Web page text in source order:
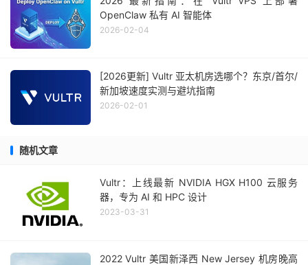
OpenClaw 私有 AI 智能体
2026-02-04
[2026更新] Vultr 亚太机房选哪个？东京/首尔/
新加坡速度实测与避坑指南
2026-02-01
随机文章
Vultr：上线最新 NVIDIA HGX H100 云服务
器，专为 AI 和 HPC 设计
2023-03-31
2022 Vultr 美国新泽西 New Jersey 机房晚高